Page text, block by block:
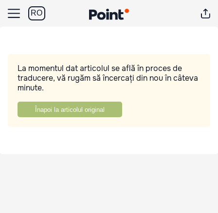
RO
La momentul dat articolul se află în proces de
traducere, vă rugăm să încercați din nou în câteva
minute.
Înapoi la articolul original